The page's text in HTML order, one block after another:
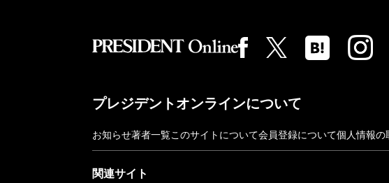
プレジデントオンラインについて
お知らせ著者一覧このサイトについて会員登録について個人情報の
関連サイト